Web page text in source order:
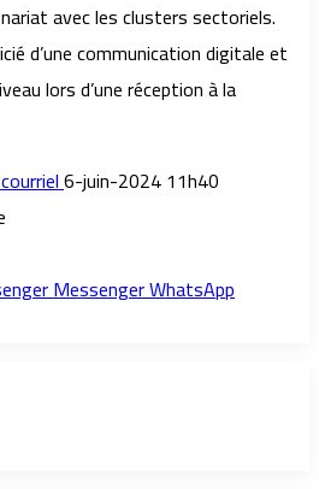
avec les clusters sectoriels.
d’une communication digitale et
lors d’une réception à la
6-juin-2024 11h40
MessengerWhatsApp